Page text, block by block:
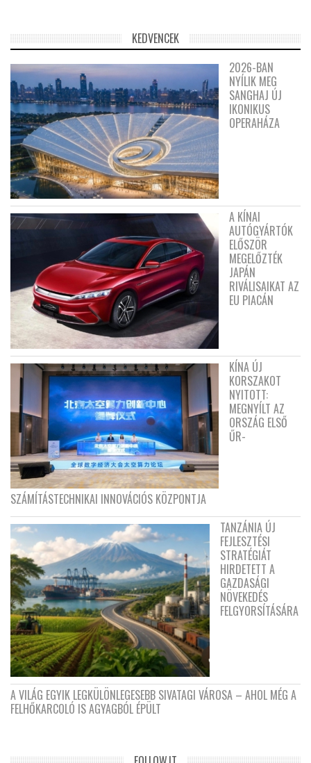
KEDVENCEK
2026-BAN
NYÍLIK MEG
SANGHAJ ÚJ
IKONIKUS
OPERAHÁZA
A KÍNAI
AUTÓGYÁRTÓK
ELŐSZÖR
MEGELŐZTÉK
JAPÁN
RIVÁLISAIKAT AZ
EU PIACÁN
KÍNA ÚJ
KORSZAKOT
NYITOTT:
MEGNYÍLT AZ
ORSZÁG ELSŐ
ŰR-
SZÁMÍTÁSTECHNIKAI INNOVÁCIÓS KÖZPONTJA
TANZÁNIA ÚJ
FEJLESZTÉSI
STRATÉGIÁT
HIRDETETT A
GAZDASÁGI
NÖVEKEDÉS
FELGYORSÍTÁSÁRA
A VILÁG EGYIK LEGKÜLÖNLEGESEBB SIVATAGI VÁROSA – AHOL MÉG A
FELHŐKARCOLÓ IS AGYAGBÓL ÉPÜLT